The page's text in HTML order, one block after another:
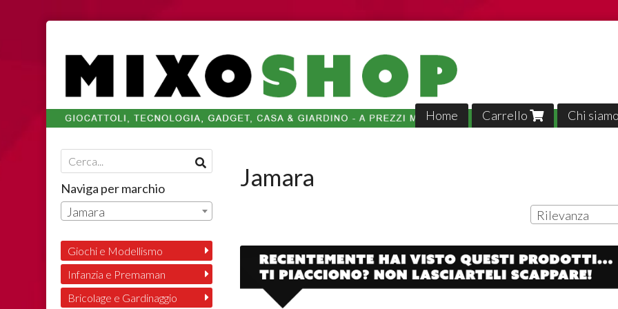
Home Carrello Chi siamo
Jamara
Rilevanza
Naviga per marchio
Jamara
Giochi e Modellismo
Infanzia e Premaman
Bricolage e Gardinaggio
Tutto
veloci,,
02-04-